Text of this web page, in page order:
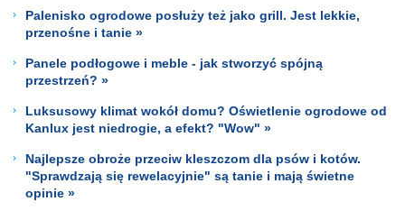
Palenisko ogrodowe posłuży też jako grill. Jest lekkie,
przenośne i tanie »
Panele podłogowe i meble - jak stworzyć spójną
przestrzeń? »
Luksusowy klimat wokół domu? Oświetlenie ogrodowe od
Kanlux jest niedrogie, a efekt? "Wow" »
Najlepsze obroże przeciw kleszczom dla psów i kotów.
"Sprawdzają się rewelacyjnie" są tanie i mają świetne
opinie »